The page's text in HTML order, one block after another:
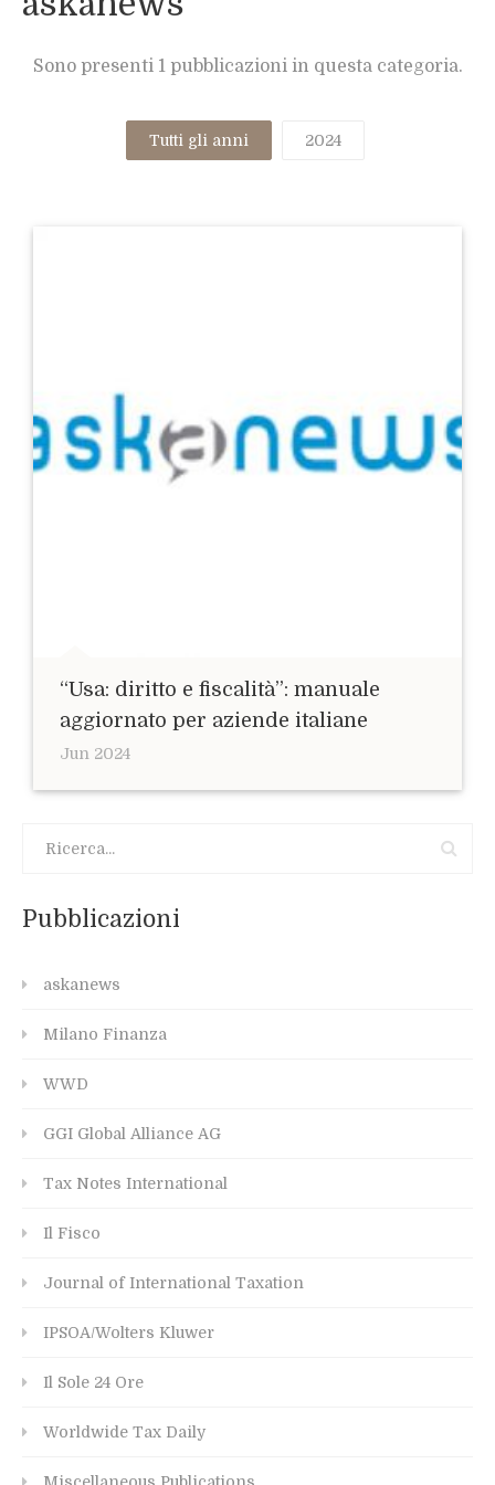
Sono presenti 1 pubblicazioni in questa categoria.
Tutti gli anni 2024
“Usa: diritto e fiscalità”: manuale
aggiornato per aziende italiane
Jun 2024
Pubblicazioni
askanews
Milano Finanza
WWD
GGI Global Alliance AG
Tax Notes International
Il Fisco
Journal of International Taxation
IPSOA/Wolters Kluwer
Il Sole 24 Ore
Worldwide Tax Daily